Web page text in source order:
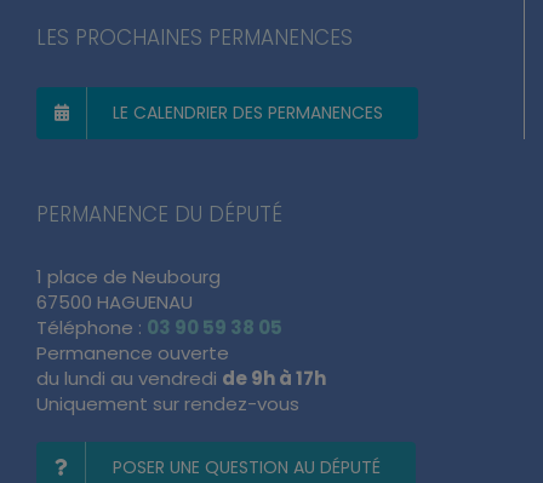
LES PROCHAINES PERMANENCES
LE CALENDRIER DES PERMANENCES
PERMANENCE DU DÉPUTÉ
1 place de Neubourg
67500 HAGUENAU
Téléphone : 03 90 59 38 05
Permanence ouverte
du lundi au vendredi de 9h à 17h
Uniquement sur rendez-vous
POSER UNE QUESTION AU DÉPUTÉ